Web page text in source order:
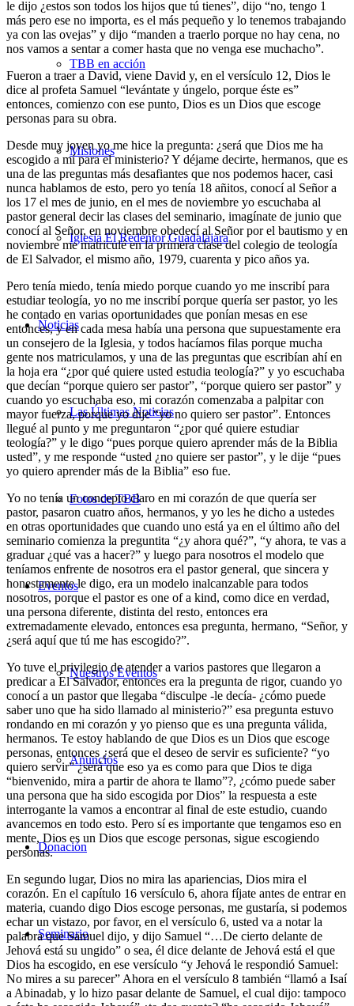
TBB en acción
Misiones
Iglesia El Redentor Guadalajara
Noticias
Las Últimas Noticias
Fotos de TBB
Eventos
Nuestros Eventos
Anuncios
Donación
Seminario
le dijo ¿estos son todos los hijos que tú tienes”, dijo “no, tengo 1
más pero ese no importa, es el más pequeño y lo tenemos trabajando
ya con las ovejas” y dijo “manden a traerlo porque no hay cena, no
nos vamos a sentar a comer hasta que no venga ese muchacho”.
Fueron a traer a David, viene David y, en el versículo 12, Dios le
dice al profeta Samuel “levántate y úngelo, porque éste es”
entonces, comienzo con ese punto, Dios es un Dios que escoge
personas para su obra.
Desde muy joven yo me hice la pregunta: ¿será que Dios me ha
escogido a mí para el ministerio? Y déjame decirte, hermanos, que es
una de las preguntas más desafiantes que nos podemos hacer, casi
nunca hablamos de esto, pero yo tenía 18 añitos, conocí al Señor a
los 17 el mes de junio, en el mes de noviembre yo escuchaba al
pastor general decir las clases del seminario, imagínate de junio que
conocí al Señor, en noviembre obedecí al Señor por el bautismo y en
noviembre me matriculé en la primera clase del colegio de teología
de El Salvador, el mismo año, 1979, cuarenta y pico años ya.
Pero tenía miedo, tenía miedo porque cuando yo me inscribí para
estudiar teología, yo no me inscribí porque quería ser pastor, yo les
he contado en varias oportunidades que ponían mesas en ese
entonces, y en cada mesa había una persona que supuestamente era
un consejero de la Iglesia, y todos hacíamos filas porque mucha
gente nos matriculamos, y una de las preguntas que escribían ahí en
la hoja era “¿por qué quiere usted estudia teología?” y yo escuchaba
que decían “porque quiero ser pastor”, “porque quiero ser pastor” y
cuando yo escuchaba eso, mi corazón comenzaba a palpitar con
mayor fuerza, porque yo dije “yo no quiero ser pastor”. Entonces
llegué al punto y me preguntaron “¿por qué quiere estudiar
teología?” y le digo “pues porque quiero aprender más de la Biblia
usted”, y me responde “usted ¿no quiere ser pastor”, y le dije “pues
yo quiero aprender más de la Biblia” eso fue.
Yo no tenía un concepto claro en mi corazón de que quería ser
pastor, pasaron cuatro años, hermanos, y yo les he dicho a ustedes
en otras oportunidades que cuando uno está ya en el último año del
seminario comienza la preguntita “¿y ahora qué?”, “y ahora, te vas a
graduar ¿qué vas a hacer?” y luego para nosotros el modelo que
teníamos enfrente de nosotros era el pastor general, que sincera y
honestamente le digo, era un modelo inalcanzable para todos
nosotros, porque el pastor es one of a kind, como dice en verdad,
una persona diferente, distinta del resto, entonces era
extremadamente elevado, entonces esa pregunta, hermano, “Señor, y
¿será aquí que tú me has escogido?”.
Yo tuve el privilegio de atender a varios pastores que llegaron a
predicar a El Salvador, entonces era la pregunta de rigor, cuando yo
conocí a un pastor que llegaba “disculpe -le decía- ¿cómo puede
saber uno que ha sido llamado al ministerio?” esa pregunta estuvo
rondando en mi corazón y yo pienso que es una pregunta válida,
hermanos. Te estoy hablando de que Dios es un Dios que escoge
personas, entonces ¿será que el deseo de servir es suficiente? “yo
quiero servir” ¿será que eso ya es como para que Dios te diga
“bienvenido, mira a partir de ahora te llamo”?, ¿cómo puede saber
una persona que ha sido escogida por Dios” la respuesta a este
interrogante la vamos a encontrar al final de este estudio, cuando
avancemos en todo esto. Pero sí es importante que tengamos eso en
mente, Dios es un Dios que escoge personas, sigue escogiendo
personas.
En segundo lugar, Dios no mira las apariencias, Dios mira el
corazón. En el capítulo 16 versículo 6, ahora fíjate antes de entrar en
materia, cuando digo Dios escoge personas, me gustaría, si podemos
echar un vistazo, por favor, en el versículo 6, usted va a notar la
palabra que Samuel dijo, y dijo Samuel “…De cierto delante de
Jehová está su ungido” o sea, él dice delante de Jehová está el que
Dios ha escogido, en ese versículo “y Jehová le respondió Samuel:
No mires a su parecer” Ahora en el versículo 8 también “llamó a Isaí
a Abinadab, y lo hizo pasar delante de Samuel, el cual dijo: tampoco